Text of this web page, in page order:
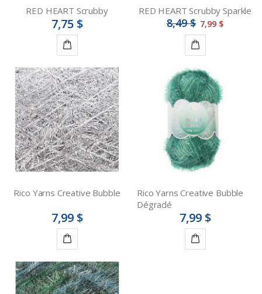
RED HEART Scrubby
7,75 $
Détails
RED HEART Scrubby Sparkle
8,49 $ 7,99 $
Détails
Rico Yarns Creative Bubble
7,99 $
Détails
Rico Yarns Creative Bubble
Dégradé
7,99 $